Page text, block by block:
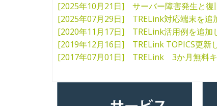
[2025年10月21日] サーバー障害発生と復
[2025年07月29日] TRELink対応端末を追
[2020年11月17日] TRELink活用例を追加
[2019年12月16日] TRELink TOPICS更新
[2017年07月01日] TRELink 3か月無料キ